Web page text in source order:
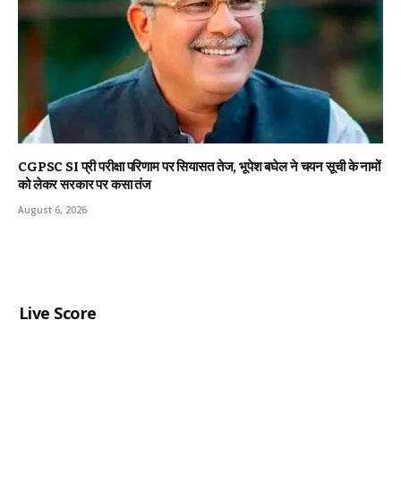
CGPSC SI प्री परीक्षा परिणाम पर सियासत तेज, भूपेश बघेल ने चयन सूची के नामों
को लेकर सरकार पर कसा तंज
August 6, 2026
Live Score